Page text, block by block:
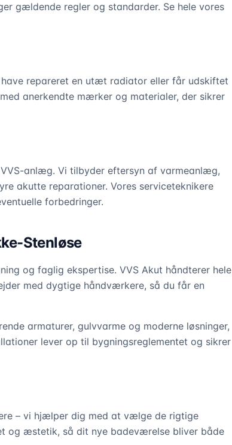
gældende regler og standarder. Se hele vores
repareret en utæt radiator eller får udskiftet
anerkendte mærker og materialer, der sikrer
anlæg. Vi tilbyder eftersyn af varmeanlæg,
akutte reparationer. Vores serviceteknikere
forbedringer.
Stenløse
og faglig ekspertise. VVS Akut håndterer hele
med dygtige håndværkere, så du får en
armaturer, gulvvarme og moderne løsninger,
lever op til bygningsreglementet og sikrer
– vi hjælper dig med at vælge de rigtige
og æstetik, så dit nye badeværelse bliver både